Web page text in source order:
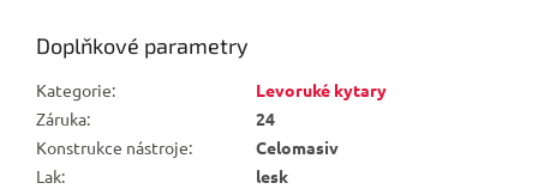
Doplňkové parametry
Kategorie:
Levoruké kytary
Záruka:
24
Konstrukce nástroje:
Celomasiv
Lak:
lesk